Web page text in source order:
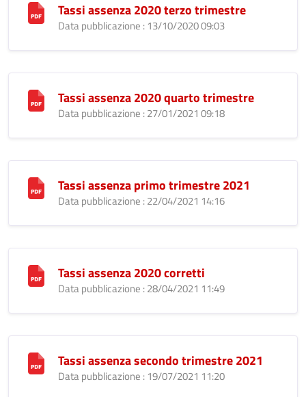
Tassi assenza 2020 terzo trimestre
Data pubblicazione : 13/10/2020 09:03
Tassi assenza 2020 quarto trimestre
Data pubblicazione : 27/01/2021 09:18
Tassi assenza primo trimestre 2021
Data pubblicazione : 22/04/2021 14:16
Tassi assenza 2020 corretti
Data pubblicazione : 28/04/2021 11:49
Tassi assenza secondo trimestre 2021
Data pubblicazione : 19/07/2021 11:20